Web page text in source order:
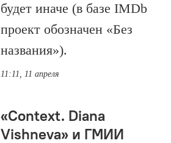
будет иначе (в базе IMDb
проект обозначен «Без
названия»).
11:11, 11 апреля
«Context. Diana
Vishneva» и ГМИИ